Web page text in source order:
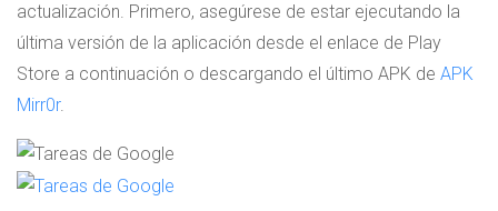
actualización. Primero, asegúrese de estar ejecutando la
última versión de la aplicación desde el enlace de Play
Store a continuación o descargando el último APK de APK
Mirr0r.